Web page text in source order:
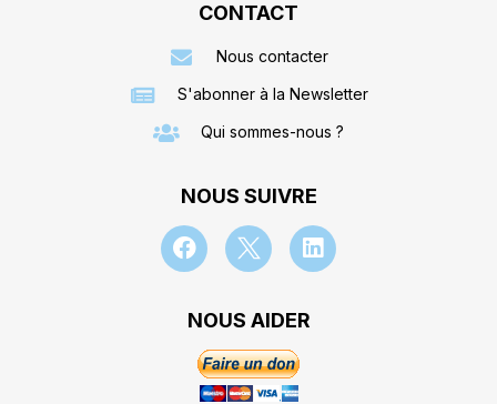
CONTACT
Nous contacter
S'abonner à la Newsletter
Qui sommes-nous ?
NOUS SUIVRE
NOUS AIDER